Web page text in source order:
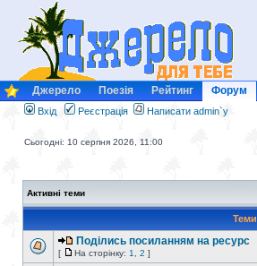
Джерело Поезія Рейтинг Форум
Вхід Реєстрація Написати admin`у
Сьогодні: 10 серпня 2026, 11:00
Активні теми
Теми
Поділись посиланням на ресурс
[ На сторінку: 1 2 ]